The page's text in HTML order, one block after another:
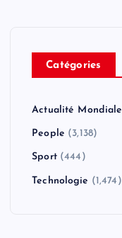
Catégories
Actualité Mondiale
People (3,138)
Sport(444)
Technologie (1,474)